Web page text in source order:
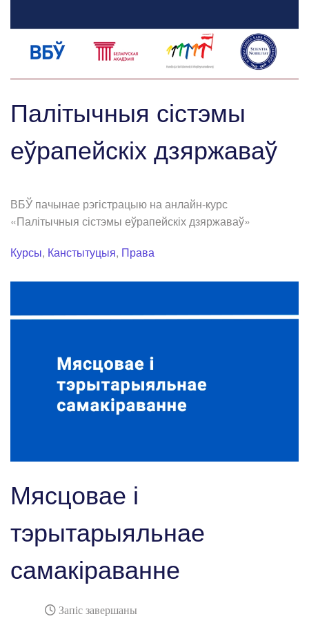
Палітычныя сістэмы
еўрапейскіх дзяржаваў
ВБЎ пачынае рэгістрацыю на анлайн-курс
«Палітычныя сістэмы еўрапейскіх дзяржаваў»
Курсы, Канстытуцыя, Права
Мясцовае і
тэрытарыяльнае
самакіраванне
Запіс завершаны